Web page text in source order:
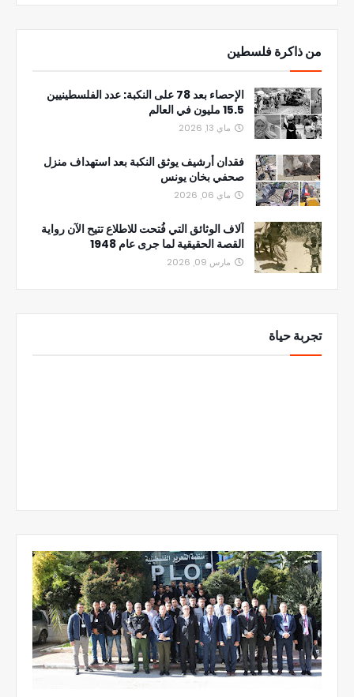
من ذاكرة فلسطين
الإحصاء بعد 78 على النكبة: عدد الفلسطينيين
15.5 مليون في العالم
ماي 13, 2026
فقدان أرشيف يوثق النكبة بعد استهداف منزل
صحفي بخان يونس
ماي 06, 2026
آلاف الوثائق التي فُتحت للاطلاع تتيح الآن رواية
القصة الحقيقية لما جرى عام 1948
مارس 09, 2026
تجربة حياة